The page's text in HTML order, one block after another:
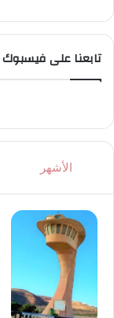
تابعنا على فيسبوك
الأشهر